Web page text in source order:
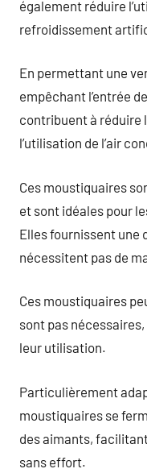
également réduire
refroidissement
En permettant une
empêchant l’entrée
contribuent à réduire
l’utilisation de l’air
Ces moustiquaires
et sont idéales pour
Elles fournissent une
nécessitent pas de
Ces moustiquaires
sont pas
leur utilisation.
Particulièrement
moustiquaires se
des aimants,
sans effort.